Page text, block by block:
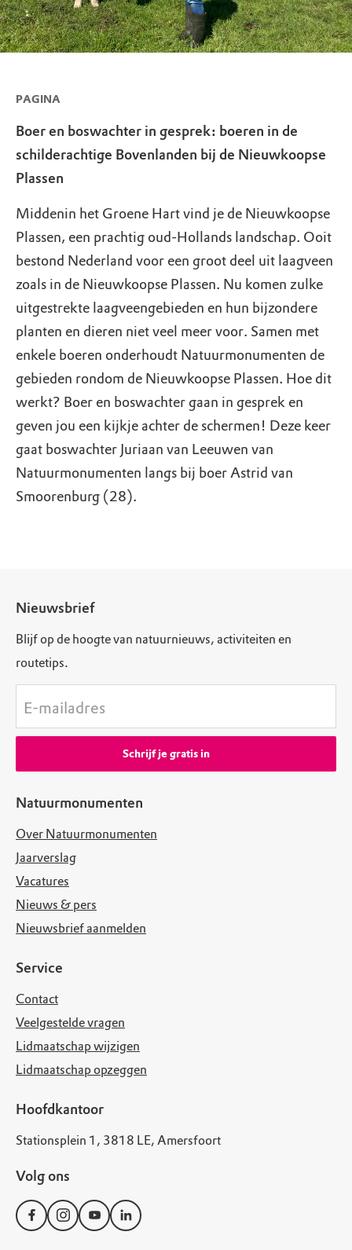
PAGINA
Boer en boswachter in gesprek: boeren in de
schilderachtige Bovenlanden bij de Nieuwkoopse
Plassen
Middenin het Groene Hart vind je de Nieuwkoopse
Plassen, een prachtig oud-Hollands landschap. Ooit
bestond Nederland voor een groot deel uit laagveen
zoals in de Nieuwkoopse Plassen. Nu komen zulke
uitgestrekte laagveengebieden en hun bijzondere
planten en dieren niet veel meer voor. Samen met
enkele boeren onderhoudt Natuurmonumenten de
gebieden rondom de Nieuwkoopse Plassen. Hoe dit
werkt? Boer en boswachter gaan in gesprek en
geven jou een kijkje achter de schermen! Deze keer
gaat boswachter Juriaan van Leeuwen van
Natuurmonumenten langs bij boer Astrid van
Smoorenburg (28).
Natuurmonumenten
Over Natuurmonumenten
Jaarverslag
Vacatures
Nieuws & pers
Nieuwsbrief aanmelden
Service
Contact
Veelgestelde vragen
Lidmaatschap wijzigen
Lidmaatschap opzeggen
Hoofdkantoor
Stationsplein 1, 3818 LE, Amersfoort
Volg ons
Nieuwsbrief
Blijf op de hoogte van natuurnieuws, activiteiten en
routetips.
E-mailadres
Schrijf je gratis in